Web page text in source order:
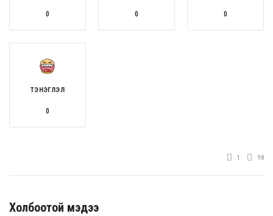
0 0 0
ТЭНЭГЛЭЛ
0
1 98
Холбоотой мэдээ